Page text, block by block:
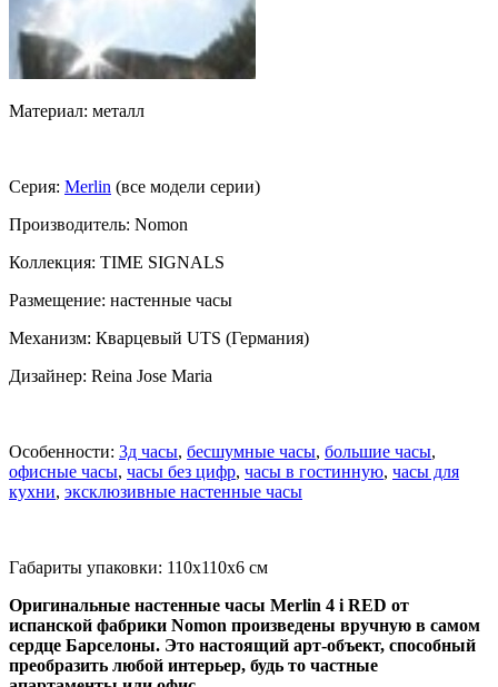
Материал: металл
Серия: Merlin (все модели серии)
Производитель: Nomon
Коллекция: TIME SIGNALS
Размещение: настенные часы
Механизм: Кварцевый UTS (Германия)
Дизайнер: Reina Jose Maria
Особенности: 3д часы, бесшумные часы, большие часы,
офисные часы, часы без цифр, часы в гостинную, часы для
кухни, эксклюзивные настенные часы
Габариты упаковки: 110x110x6 см
Оригинальные настенные часы Merlin 4 i RED от
испанской фабрики Nomon произведены вручную в самом
сердце Барселоны. Это настоящий арт-объект, способный
преобразить любой интерьер, будь то частные